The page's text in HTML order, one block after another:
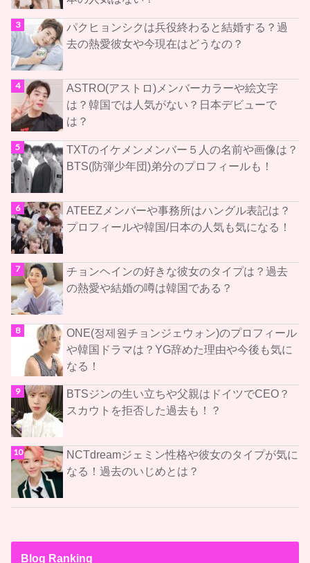
パクヒョンシクは兵役終わると結婚する？過
去の熱愛彼女や今現在はどうなの？
ASTRO(アストロ)メンバーカラーや絵文字
は？韓国では人気がない？日本デビューで
は？
TXTのイケメンメンバー５人の名前や画像は？
BTS(防弾少年団)弟分のプロフィールも！
ATEEZメンバーや事務所はハングル表記は？
プロフィールや韓国/日本の人気も気になる！
チョンヘインの好きな彼女のタイプは？過去
の熱愛や結婚の噂は韓国である？
ONE(정제원チョンジェウォン)のプロフィール
や韓国ドラマは？YG辞めた理由や今後も気に
なる！
BTSジンの生い立ちや父親はドイツでCEO？
スカウトを拒否した過去も！？
NCTdreamジェミン性格や彼女のタイプが気に
なる！過去のいじめとは？
Blog Ranking